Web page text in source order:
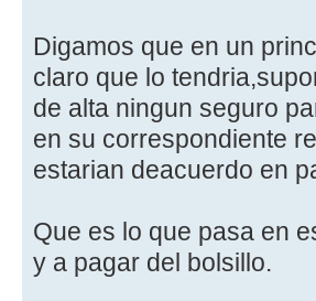
Digamos que en un
claro que lo
de alta ningun seguro
en su correspondiente
estarian deacuerdo en
Que es lo que pasa en
y a pagar del bolsillo.